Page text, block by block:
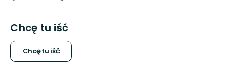
Chcę tu iść
Chcę tu iść